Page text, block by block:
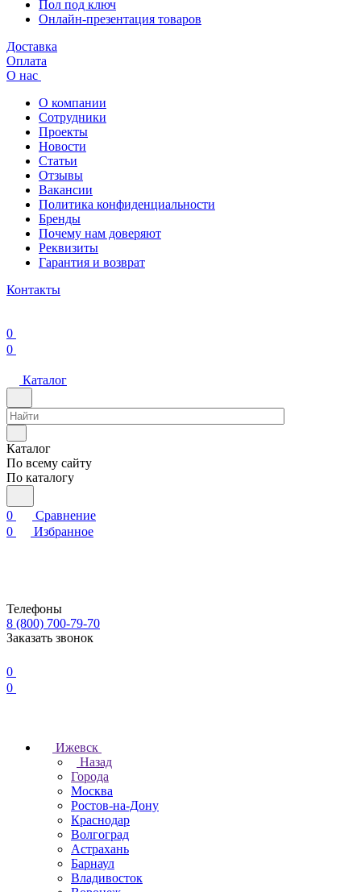
Пол под ключ
Онлайн-презентация товаров
Доставка
Оплата
О нас
О компании
Сотрудники
Проекты
Новости
Статьи
Отзывы
Вакансии
Политика конфиденциальности
Бренды
Почему нам доверяют
Реквизиты
Гарантия и возврат
Контакты
0
0
Каталог
Каталог
По всему сайту
По каталогу
0
Сравнение
0
Избранное
Телефоны
8 (800) 700-79-70
Заказать звонок
0
0
Ижевск
Назад
Города
Москва
Ростов-на-Дону
Краснодар
Волгоград
Астрахань
Барнаул
Владивосток